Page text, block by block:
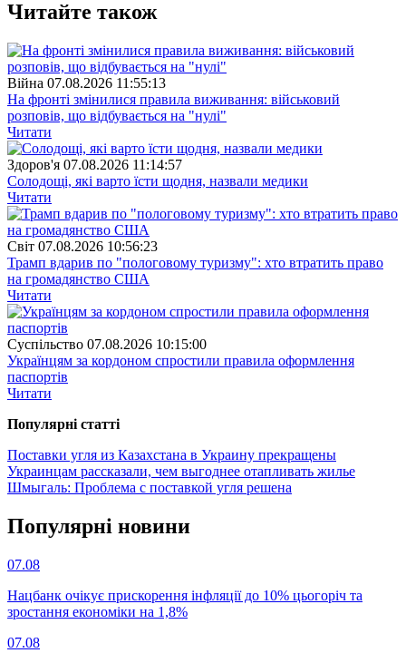
Читайте також
Війна 07.08.2026 11:55:13
На фронті змінилися правила виживання: військовий
розповів, що відбувається на "нулі"
Читати
Здоров'я 07.08.2026 11:14:57
Солодощі, які варто їсти щодня, назвали медики
Читати
Свiт 07.08.2026 10:56:23
Трамп вдарив по "пологовому туризму": хто втратить право
на громадянство США
Читати
Суспiльство 07.08.2026 10:15:00
Українцям за кордоном спростили правила оформлення
паспортів
Читати
Популярнi статтi
Поставки угля из Казахстана в Украину прекращены
Украинцам рассказали, чем выгоднее отапливать жилье
Шмыгаль: Проблема с поставкой угля решена
Популярнi новини
07.08
Нацбанк очікує прискорення інфляції до 10% цьогоріч та
зростання економіки на 1,8%
07.08